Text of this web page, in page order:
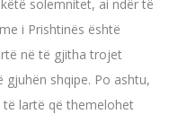
solemnitet, ai ndër të
i Prishtinës është
në të gjitha trojet
shqipe. Po ashtu,
të lartë që themelohet